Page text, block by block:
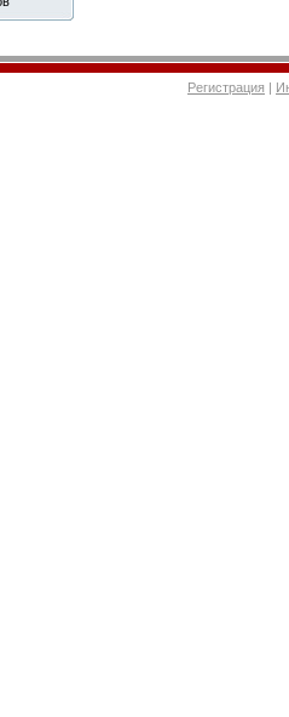
Регистрация |